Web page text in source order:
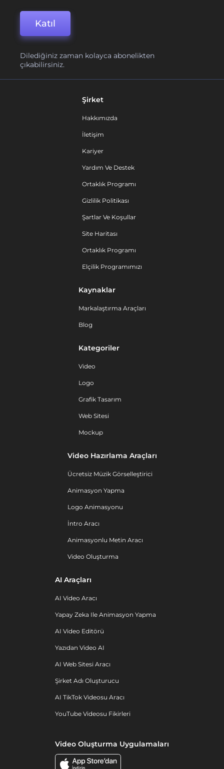
Katıl
Dilediğiniz zaman kolayca abonelikten
çıkabilirsiniz.
Şirket
Hakkımızda
İletişim
Kariyer
Yardım Ve Destek
Ortaklık Programı
Gizlilik Politikası
Şartlar Ve Koşullar
Site Haritası
Ortaklık Programı
Elçilik Programımızı
Kaynaklar
Markalaştırma Araçları
Blog
Kategoriler
Video
Logo
Grafik Tasarım
Web Sitesi
Mockup
Video Hazırlama Araçları
Ücretsiz Müzik Görselleştirici
Animasyon Yapma
Logo Animasyonu
İntro Aracı
Animasyonlu Metin Aracı
Video Oluşturma
AI Araçları
AI Video Aracı
Yapay Zeka Ile Animasyon Yapma
AI Video Editörü
Yazıdan Video AI
AI Web Sitesi Aracı
Şirket Adı Oluşturucu
AI TikTok Videosu Aracı
YouTube Videosu Fikirleri
Video Oluşturma Uygulamaları